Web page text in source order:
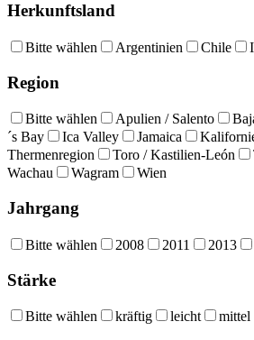
Herkunftsland
Bitte wählen Argentinien Chile
Region
Bitte wählen Apulien / Salento
´s Bay
Ica Valley Jamaica
Thermenregion
Toro / Kastilien-León
Wachau
Wagram Wien
Jahrgang
Bitte wählen 2008 2011 2013
Stärke
Bitte wählen kräftig leicht mittel